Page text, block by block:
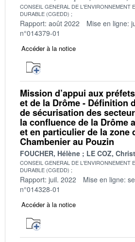
CONSEIL GENERAL DE L'ENVIRONNEMENT
DURABLE (CGEDD)
Rapport: août 2022 Mise en ligne:
n°014379-01
Accéder à la notice
Mission d’appui aux
et de la Drôme - Définition
de sécurisation des
la confluence de la Drôme
et en particulier de la zone
Chambenier au Pouzin
FOUCHER, Hélène LE COZ,
CONSEIL GENERAL DE L'ENVIRONNEMENT
DURABLE (CGEDD)
Rapport: juil. 2022 Mise en ligne:
n°014328-01
Accéder à la notice